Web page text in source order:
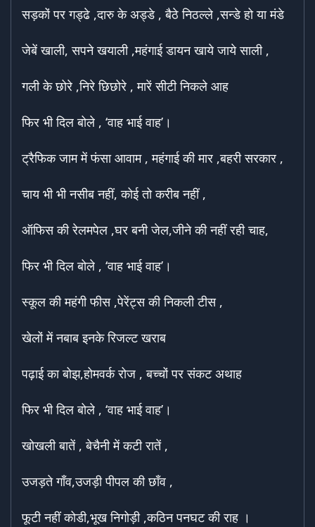
सड़कों पर गड्ढे ,दारु के अड्डे , बैठे निठल्ले ,सन्डे हो या मंडे
जेबें खाली, सपने खयाली ,महंगाई डायन खाये जाये साली ,
गली के छोरे ,निरे छिछोरे , मारें सीटी निकले आह
फिर भी दिल बोले , ‘वाह भाई वाह’।
ट्रैफिक जाम में फंसा आवाम , महंगाई की मार ,बहरी सरकार ,
चाय भी भी नसीब नहीं, कोई तो करीब नहीं ,
ऑफिस की रेलमपेल ,घर बनी जेल,जीने की नहीं रही चाह,
फिर भी दिल बोले , ‘वाह भाई वाह’।
स्कूल की महंगी फीस ,पेरेंट्स की निकली टीस ,
खेलों में नबाब इनके रिजल्ट खराब
पढ़ाई का बोझ,होमवर्क रोज , बच्चों पर संकट अथाह
फिर भी दिल बोले , ‘वाह भाई वाह’।
खोखली बातें , बेचैनी में कटी रातें ,
उजड़ते गाँव,उजड़ी पीपल की छाँव ,
फूटी नहीं कोडी,भूख निगोड़ी ,कठिन पनघट की राह ।